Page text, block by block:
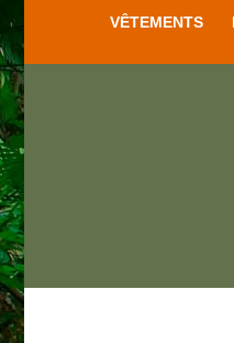
VÊTEMENTS